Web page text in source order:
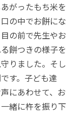
がったもち米を
の中でお餅にな
の前で先生やお
餅つきの様子を
りました。そし
す。子ども達
にあわせて、お
緒に杵を振り下